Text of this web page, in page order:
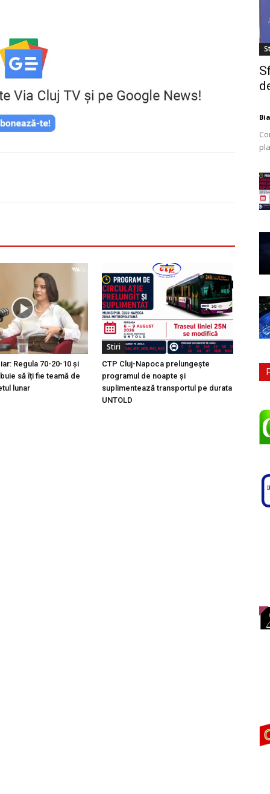
Regula 70-20-10 și
să îți fie teamă de
lunar
Stiri
CTP Cluj-Napoca prelungește
programul de noapte și
suplimentează transportul pe durata
UNTOLD